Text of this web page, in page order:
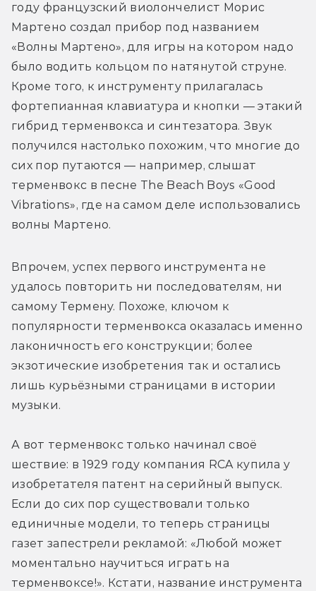
году французский виолончелист Морис
Мартено создал прибор под названием
«Волны Мартено», для игры на котором надо
было водить кольцом по натянутой струне.
Кроме того, к инструменту прилагалась
фортепианная клавиатура и кнопки — этакий
гибрид терменвокса и синтезатора. Звук
получился настолько похожим, что многие до
сих пор путаются — например, слышат
терменвокс в песне The Beach Boys «Good
Vibrations», где на самом деле использовались
волны Мартено.
Впрочем, успех первого инструмента не
удалось повторить ни последователям, ни
самому Термену. Похоже, ключом к
популярности терменвокса оказалась именно
лаконичность его конструкции; более
экзотические изобретения так и остались
лишь курьёзными страницами в истории
музыки.
А вот терменвокс только начинал своё
шествие: в 1929 году компания RCA купила у
изобретателя патент на серийный выпуск.
Если до сих пор существовали только
единичные модели, то теперь страницы
газет запестрели рекламой: «Любой может
моментально научиться играть на
терменвоксе!». Кстати, название инструмента